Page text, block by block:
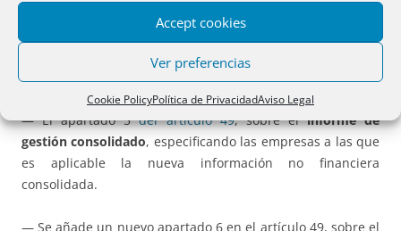
Accept cookies
Ver preferencias
Cookie PolicyPolítica de PrivacidadAviso Legal
Modificación del Código de Comercio.
Se modifican los siguientes preceptos:
— El apartado 5del artículo 49, sobre elinforme de
gestión consolidado, especificando las empresas a las que
es aplicable la nueva información no financiera
consolidada.
— Se añade un nuevo apartado 6 en el artículo 49, sobre el